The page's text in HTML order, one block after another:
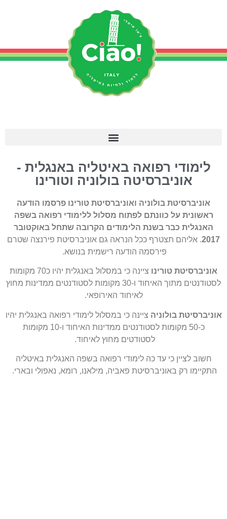
לימודי רפואה באיטליה באנגלית -
אוניברסיטה בולוניה וטורינו
אוניברסיטת בולוניה ואוניברסיטת טורינו פרסמו הודעה
ראשונית על כוונתם לפתוח מסלול ללימודי רפואה בשפה
האנגלית כבר בשנת הלימודים הקרובה שתחל באוקטובר
2017. אליהם תצטרף ככל הנראה גם אוניברסיטת פירנצה שטרם
פירסמה הודעה רישמית בנושא.
אוניברסיטת טורינו
ציינה כי במסלול באנגלית יהיו כ70 מקומות
לסטודנטים מתוך האיחוד ו-30 מקומות לסטודנטים ממדינות מחוץ
לאיחוד האירופאי.
אוניברסיטת בולוניה ציינה כי במסלול לימודי רפואה באנגלית יהיו
כ-50 מקומות לסטודנטים ממדינות האיחוד ו-10 מקומות
לסטודטים מחוץ לאיחוד.
חשוב לציין כי עד כה לימודי רפואה בשפה האנגלית באיטליה
התקיימו רק באוניברסיטת פאביה, מילאנו, רומא, נאפולי ובארי.